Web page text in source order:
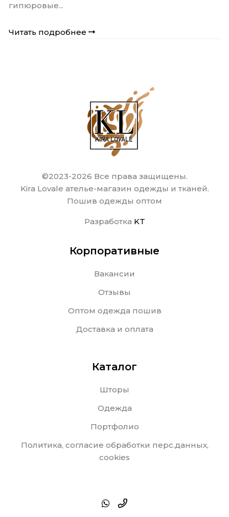
гипюровые...
Читать подробнее
©2023-2026 Все права защищены.
Kira Lovale ателье-магазин одежды и тканей.
Пошив одежды оптом
Разработка KT
Корпоративные
Вакансии
Отзывы
Оптом одежда пошив
Доставка и оплата
Каталог
Шторы
Одежда
Портфолио
Политика, согласие обработки перс.данных,
cookies